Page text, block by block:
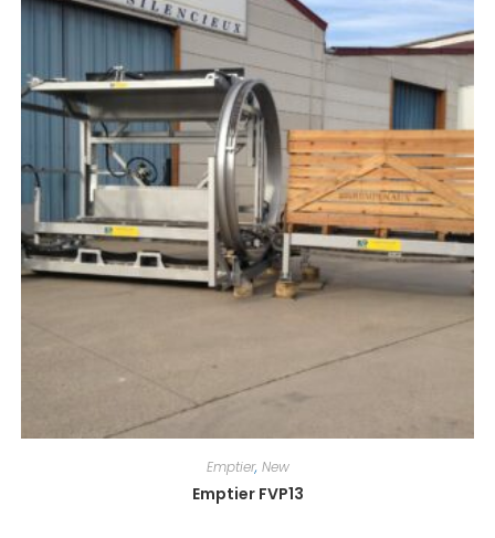
Emptier, New
Emptier FVP13